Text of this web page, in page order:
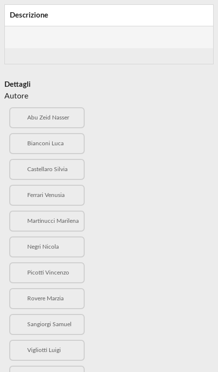
Descrizione
Dettagli
Autore
Abu Zeid Nasser
Bianconi Luca
Castellaro Silvia
Ferrari Venusia
Martinucci Marilena
Negri Nicola
Picotti Vincenzo
Rovere Marzia
Sangiorgi Samuel
Vigliotti Luigi